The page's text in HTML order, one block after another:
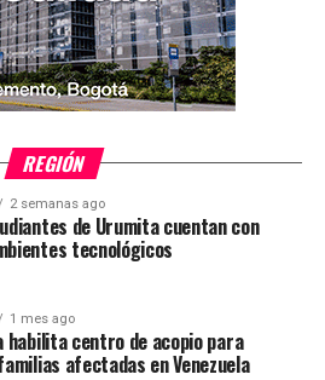
REGIÓN
2 semanas ago
de Urumita cuentan con
tecnológicos
1 mes ago
habilita centro de acopio para
afectadas en Venezuela